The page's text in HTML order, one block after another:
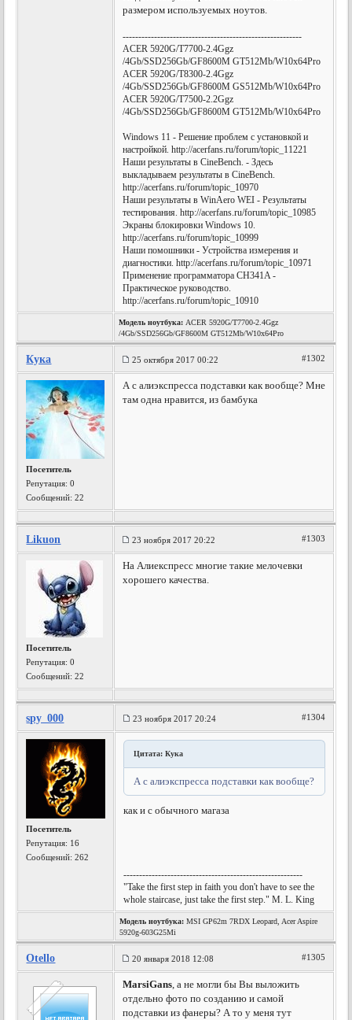
размером используемых ноутов.
---------------------------------------------------------
ACER 5920G/T7700-2.4Ggz
/4Gb/SSD256Gb/GF8600M GT512Mb/W10x64Pro
ACER 5920G/T8300-2.4Ggz
/4Gb/SSD256Gb/GF8600M GS512Mb/W10x64Pro
ACER 5920G/T7500-2.2Ggz
/4Gb/SSD256Gb/GF8600M GT512Mb/W10x64Pro
Windows 11 - Решение проблем с установкой и
настройкой. http://acerfans.ru/forum/topic_11221
Наши результаты в CineBench. - Здесь
выкладываем результаты в CineBench.
http://acerfans.ru/forum/topic_10970
Наши результаты в WinAero WEI - Результаты
тестирования. http://acerfans.ru/forum/topic_10985
Экраны блокировки Windows 10.
http://acerfans.ru/forum/topic_10999
Наши помошники - Устройства измерения и
диагностики. http://acerfans.ru/forum/topic_10971
Применение программатора CH341A -
Практическое руководство.
http://acerfans.ru/forum/topic_10910
Модель ноутбука: ACER 5920G/T7700-2.4Ggz
/4Gb/SSD256Gb/GF8600M GT512Mb/W10x64Pro
Кука 25 октября 2017 00:22 #1302
Посетитель
Репутация:0
Сообщений: 22
А с алиэкспресса подставки как вообще? Мне
там одна нравится, из бамбука
Likuon 23 ноября 2017 20:22 #1303
Посетитель
Репутация:0
Сообщений: 22
На Алиекспресс многие такие мелочевки
хорошего качества.
spy_000 23 ноября 2017 20:24 #1304
Посетитель
Репутация: 16
Сообщений: 262
Цитата: Кука
А с алиэкспресса подставки как вообще?
как и с обычного магаза
---------------------------------------------------------
"Take the first step in faith you don't have to see the
whole staircase, just take the first step." M. L. King
Модель ноутбука: MSI GP62m 7RDX Leopard, Acer Aspire
5920g-603G25Mi
Otello 20 января 2018 12:08 #1305
MarsiGans, а не могли бы Вы выложить
отдельно фото по созданию и самой
подставки из фанеры? А то у меня тут